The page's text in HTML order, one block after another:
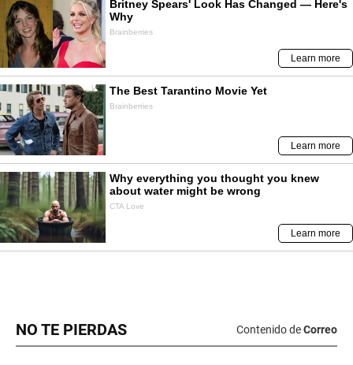
NO TE PIERDAS Contenido deCorreo